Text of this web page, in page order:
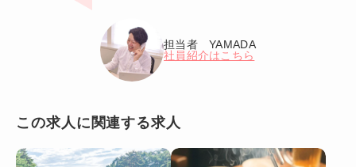
担当者 YAMADA
社員紹介はこちら
この求人に関連する求人